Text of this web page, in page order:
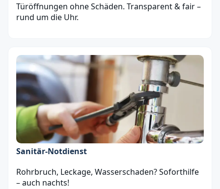
Türöffnungen ohne Schäden. Transparent & fair –
rund um die Uhr.
Sanitär‑Notdienst
Rohrbruch, Leckage, Wasserschaden? Soforthilfe
– auch nachts!